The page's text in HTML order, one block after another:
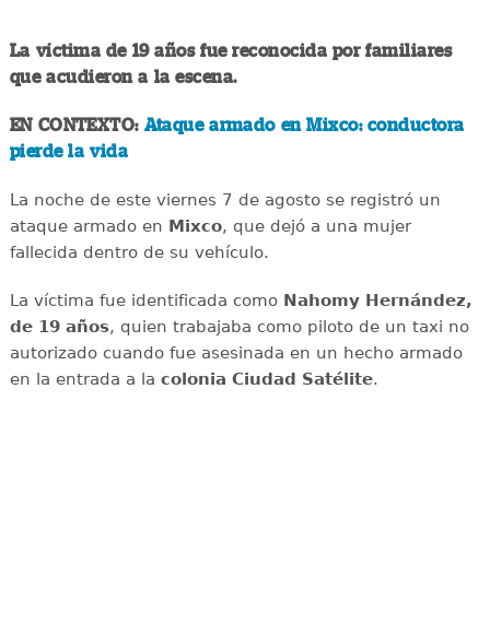
La víctima de 19 años fue reconocida por familiares
que acudieron a la escena.
EN CONTEXTO: Ataque armado en Mixco: conductora
pierde la vida
La noche de este viernes 7 de agosto se registró un
ataque armado en Mixco, que dejó a una mujer
fallecida dentro de su vehículo.
La víctima fue identificada como Nahomy Hernández,
de 19 años, quien trabajaba como piloto de un taxi no
autorizado cuando fue asesinada en un hecho armado
en la entrada a la colonia Ciudad Satélite.